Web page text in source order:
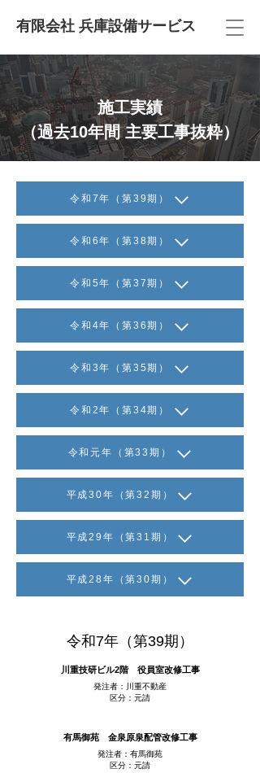
有限会社 兵庫設備サービス
施工実績
（過去10年間 主要工事抜粋）
令和7年（第39期）
令和6年（第38期）
令和5年（第37期）
令和4年（第36期）
令和3年（第35期）
令和2年（第34期）
令和元年（第33期）
平成30年（第32期）
平成29年（第31期）
平成28年（第30期）
令和7年（第39期）
川重技研ビル2階 役員室改修工事
発注者：川重不動産
区分：元請
有馬御苑 金泉原泉配管改修工事
発注者：有馬御苑
区分：元請